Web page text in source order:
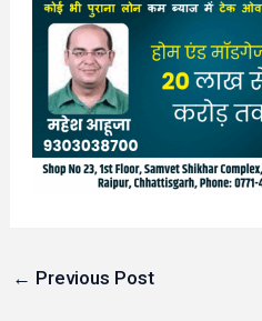
← Previous Post